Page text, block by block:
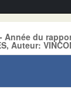
Année du
Auteur: